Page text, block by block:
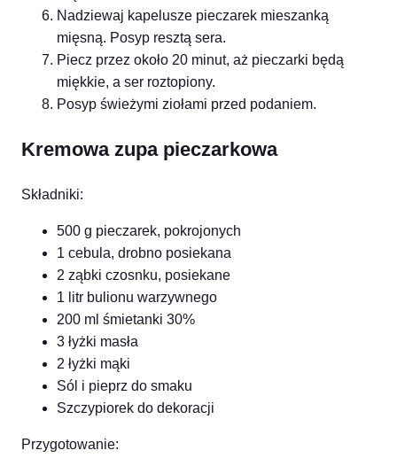
Nadziewaj kapelusze pieczarek mieszanką
mięsną. Posyp resztą sera.
Piecz przez około 20 minut, aż pieczarki będą
miękkie, a ser roztopiony.
Posyp świeżymi ziołami przed podaniem.
Kremowa zupa pieczarkowa
Składniki:
500 g pieczarek, pokrojonych
1 cebula, drobno posiekana
2 ząbki czosnku, posiekane
1 litr bulionu warzywnego
200 ml śmietanki 30%
3 łyżki masła
2 łyżki mąki
Sól i pieprz do smaku
Szczypiorek do dekoracji
Przygotowanie: